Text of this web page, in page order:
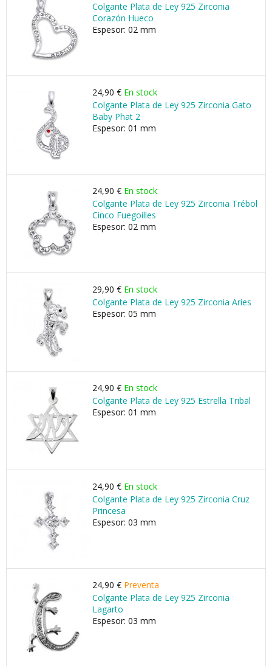
Colgante Plata de Ley 925 Zirconia
Corazón Hueco
Espesor: 02 mm
24,90 € En stock
Colgante Plata de Ley 925 Zirconia Gato
Baby Phat 2
Espesor: 01 mm
24,90 € En stock
Colgante Plata de Ley 925 Zirconia Trébol
Cinco Fuegoilles
Espesor: 02 mm
29,90 € En stock
Colgante Plata de Ley 925 Zirconia Aries
Espesor: 05 mm
24,90 € En stock
Colgante Plata de Ley 925 Estrella Tribal
Espesor: 01 mm
24,90 € En stock
Colgante Plata de Ley 925 Zirconia Cruz
Princesa
Espesor: 03 mm
24,90 € Preventa
Colgante Plata de Ley 925 Zirconia
Lagarto
Espesor: 03 mm